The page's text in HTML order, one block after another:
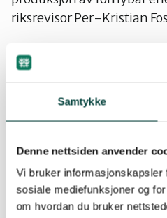
Samtykke
Denne nettsiden anvender
Vi bruker informasjonskapsler
sosiale mediefunksjoner og
om hvordan du bruker
riksrevisor Per-Kristian
Adventsseminaret i
Stans i vind- og
Samarbeidsrådet for natur
fulgt på og skriver 27.2.
vindkraftsatsing
Naturvernforbundet i
i at